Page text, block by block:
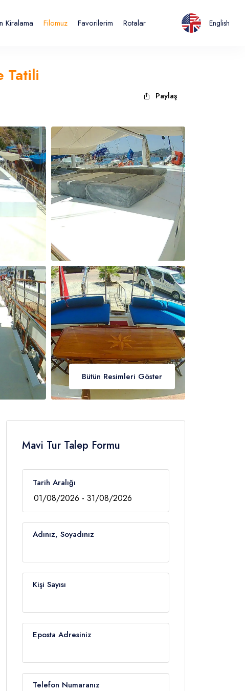
Kiralama Filomuz Favorilerim Rotalar English
Tatili
Paylaş
Bütün Resimleri Göster
Mavi Tur Talep Formu
Tarih Aralığı
Adınız, Soyadınız
Kişi Sayısı
Eposta Adresiniz
Telefon Numaranız
Italiano